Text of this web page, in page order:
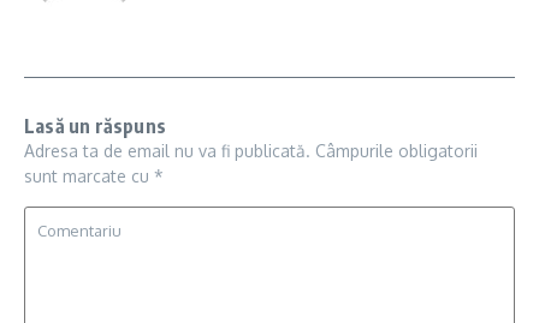
Lasă un răspuns
Adresa ta de email nu va fi publicată. Câmpurile obligatorii
sunt marcate cu *